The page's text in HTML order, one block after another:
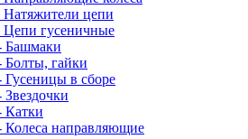
Натяжители цепи
Цепи гусеничные
Башмаки
Болты, гайки
Гусеницы в сборе
Звездочки
Катки
Колеса направляющие